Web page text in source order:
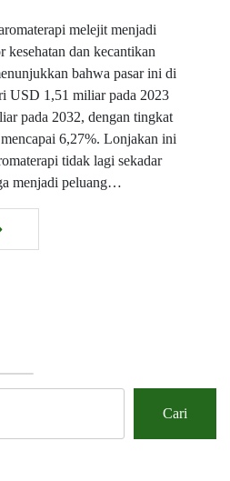
melejit menjadi
kesehatan dan kecantikan
bahwa pasar ini di
USD 1,51 miliar pada 2023
pada 2032, dengan tingkat
6,27%. Lonjakan ini
tidak lagi sekadar
menjadi peluang…
Cari